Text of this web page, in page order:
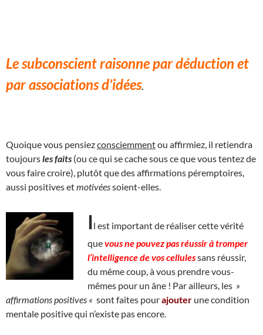
Le subconscient raisonne par déduction et
par associations d’idées.
Quoique vous pensiezconsciemmentou affirmiez, il retiendra
toujoursles faits (ou ce qui se cache sous ce que vous tentez de
vous faire croire), plutôt que des affirmations péremptoires,
aussi positives etmotivéessoient-elles.
Il est important de réaliser cette vérité
quevous ne pouvez pas réussir à tromper
l’intelligence de vos cellulessans réussir,
du même coup, à vous prendre vous-
mêmes pour un âne ! Par ailleurs, les »
affirmations positives « sont faites pourajouter une condition
mentale positive qui n’existe pas encore.